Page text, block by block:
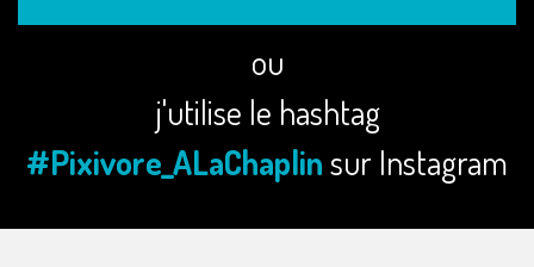
ou
j'utilise le hashtag
#Pixivore_ALaChaplinsur Instagram